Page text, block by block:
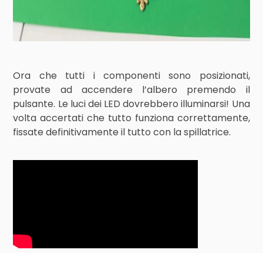
Ora che tutti i componenti sono posizionati,
provate ad accendere l’albero premendo il
pulsante. Le luci dei LED dovrebbero illuminarsi! Una
volta accertati che tutto funziona correttamente,
fissate definitivamente il tutto con la spillatrice.